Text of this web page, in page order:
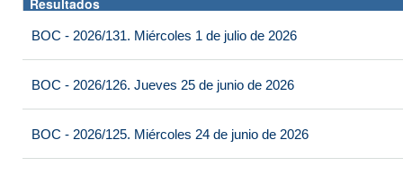
Resultados
BOC - 2026/131. Miércoles 1 de julio de 2026
BOC - 2026/126. Jueves 25 de junio de 2026
BOC - 2026/125. Miércoles 24 de junio de 2026